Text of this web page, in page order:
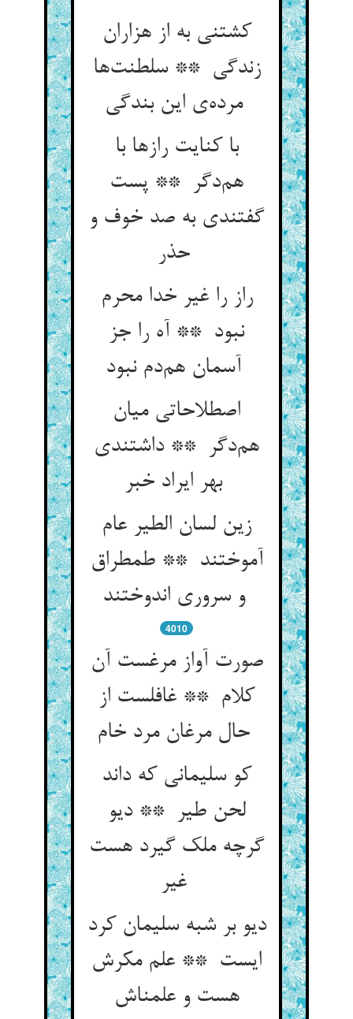
کشتنی به از هزاران
زندگی ** سلطنت‌ها
مرده‌ی این بندگی
با کنایت رازها با
هم‌دگر ** پست
گفتندی به صد خوف و
حذر
راز را غیر خدا محرم
نبود ** آه را جز
اصطلاحاتی میان
هم‌دگر ** داشتندی
بهر ایراد خبر
زین لسان الطیر عام
آموختند ** طمطراق
و سروری اندوختند
4010
صورت آواز مرغست آن
کلام ** غافلست از
کو سلیمانی که داند
لحن طیر ** دیو
گرچه ملک گیرد هست
غیر
دیو بر شبه سلیمان کرد
ایست ** علم مکرش
هست و علمناش